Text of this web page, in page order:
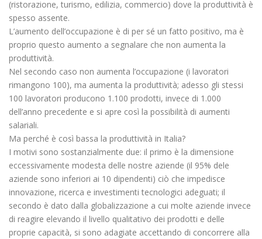
(ristorazione, turismo, edilizia, commercio) dove la produttività è
spesso assente.
L’aumento dell’occupazione è di per sé un fatto positivo, ma è
proprio questo aumento a segnalare che non aumenta la
produttività.
Nel secondo caso non aumenta l’occupazione (i lavoratori
rimangono 100), ma aumenta la produttività; adesso gli stessi
100 lavoratori producono 1.100 prodotti, invece di 1.000
dell’anno precedente e si apre così la possibilità di aumenti
salariali.
Ma perché è così bassa la produttività in Italia?
I motivi sono sostanzialmente due: il primo è la dimensione
eccessivamente modesta delle nostre aziende (il 95% dele
aziende sono inferiori ai 10 dipendenti) ciò che impedisce
innovazione, ricerca e investimenti tecnologici adeguati; il
secondo è dato dalla globalizzazione a cui molte aziende invece
di reagire elevando il livello qualitativo dei prodotti e delle
proprie capacità, si sono adagiate accettando di concorrere alla